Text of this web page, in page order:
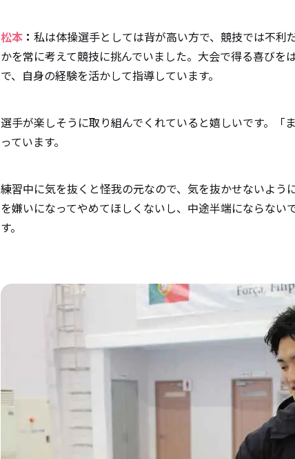
松本 ： 私は体操選手としては背が高い方で、競技では不利
かを常に考えて競技に挑んでいました。大会で得る喜びを
で、自身の経験を活かして指導しています。
選手が楽しそうに取り組んでくれていると嬉しいです。「
っています。
練習中に気を抜くと怪我の元なので、気を抜かせないよう
を嫌いになってやめてほしくないし、中途半端にならない
す。